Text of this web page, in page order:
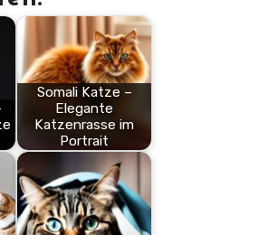
Somali Katze –
Elegante
Katzenrasse im
Portrait